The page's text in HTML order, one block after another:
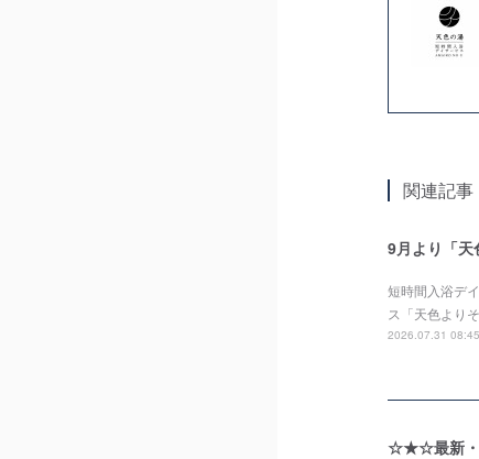
関連記事
9月より「天
短時間入浴デ
ス「天色より
2026.07.31 08:45
☆★☆最新・